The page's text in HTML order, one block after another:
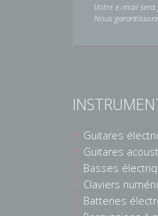
Votre e-mail sera
Nous
Guitares
Guitares
Basses
Claviers
Batteries